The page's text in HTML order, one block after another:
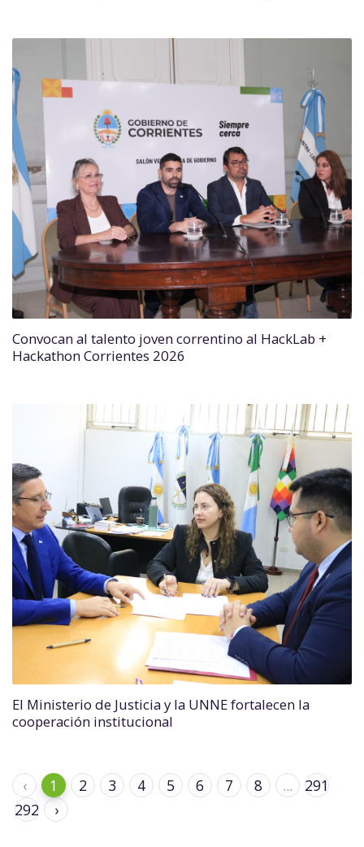
Convocan al talento joven correntino al HackLab +
Hackathon Corrientes 2026
El Ministerio de Justicia y la UNNE fortalecen la
cooperación institucional
‹ 1 2 3 4 5 6 7 8 ...
291
292
›